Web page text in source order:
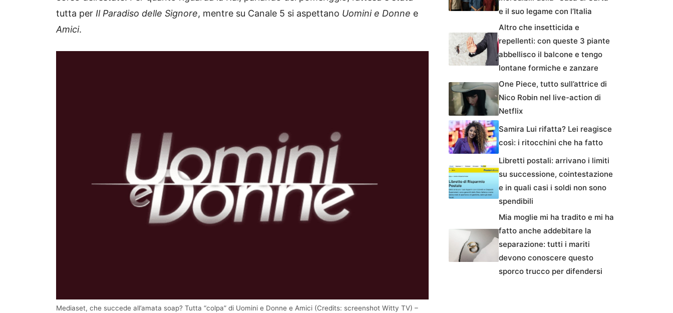
tutta per Il Paradiso delle Signore, mentre su Canale 5 si aspettano Uomini e Donne e
Amici.
Mediaset, che succede all’amata soap? Tutta “colpa” di Uomini e Donne e Amici (Credits: screenshot Witty TV) –
e il suo legame con l’Italia
Altro che insetticida e
repellenti: con queste 3 piante
abbellisco il balcone e tengo
lontane formiche e zanzare
One Piece, tutto sull’attrice di
Nico Robin nel live-action di
Netflix
Samira Lui rifatta? Lei reagisce
così: i ritocchini che ha fatto
Libretti postali: arrivano i limiti
su successione, cointestazione
e in quali casi i soldi non sono
spendibili
Mia moglie mi ha tradito e mi ha
fatto anche addebitare la
separazione: tutti i mariti
devono conoscere questo
sporco trucco per difendersi